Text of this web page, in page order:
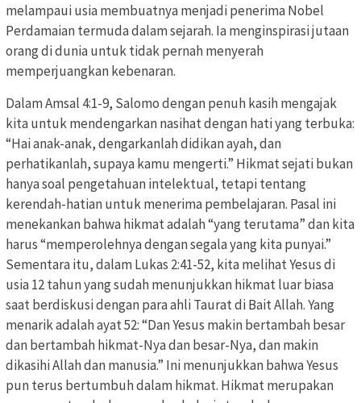
melampaui usia membuatnya menjadi penerima Nobel
Perdamaian termuda dalam sejarah. Ia menginspirasi jutaan
orang di dunia untuk tidak pernah menyerah
memperjuangkan kebenaran.
Dalam Amsal 4:1-9, Salomo dengan penuh kasih mengajak
kita untuk mendengarkan nasihat dengan hati yang terbuka:
“Hai anak-anak, dengarkanlah didikan ayah, dan
perhatikanlah, supaya kamu mengerti.” Hikmat sejati bukan
hanya soal pengetahuan intelektual, tetapi tentang
kerendah-hatian untuk menerima pembelajaran. Pasal ini
menekankan bahwa hikmat adalah “yang terutama” dan kita
harus “memperolehnya dengan segala yang kita punyai.”
Sementara itu, dalam Lukas 2:41-52, kita melihat Yesus di
usia 12 tahun yang sudah menunjukkan hikmat luar biasa
saat berdiskusi dengan para ahli Taurat di Bait Allah. Yang
menarik adalah ayat 52: “Dan Yesus makin bertambah besar
dan bertambah hikmat-Nya dan besar-Nya, dan makin
dikasihi Allah dan manusia.” Ini menunjukkan bahwa Yesus
pun terus bertumbuh dalam hikmat. Hikmat merupakan